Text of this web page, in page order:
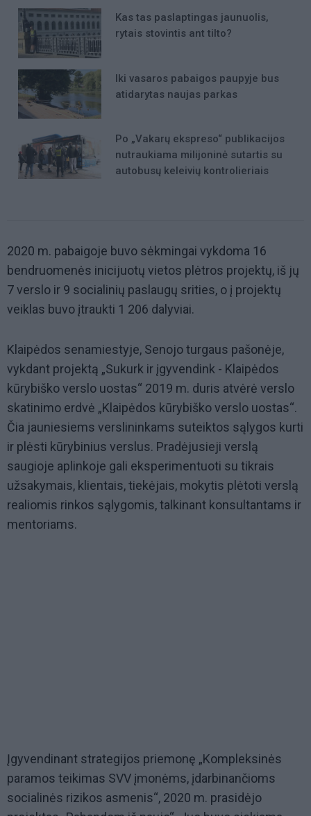
Kas tas paslaptingas jaunuolis,
rytais stovintis ant tilto?
Iki vasaros pabaigos paupyje bus
atidarytas naujas parkas
Po „Vakarų ekspreso“ publikacijos
nutraukiama milijoninė sutartis su
autobusų keleivių kontrolieriais
2020 m. pabaigoje buvo sėkmingai vykdoma 16
bendruomenės inicijuotų vietos plėtros projektų, iš jų
7 verslo ir 9 socialinių paslaugų srities, o į projektų
veiklas buvo įtraukti 1 206 dalyviai.
Klaipėdos senamiestyje, Senojo turgaus pašonėje,
vykdant projektą „Sukurk ir įgyvendink - Klaipėdos
kūrybiško verslo uostas“ 2019 m. duris atvėrė verslo
skatinimo erdvė „Klaipėdos kūrybiško verslo uostas“.
Čia jauniesiems verslininkams suteiktos sąlygos kurti
ir plėsti kūrybinius verslus. Pradėjusieji verslą
saugioje aplinkoje gali eksperimentuoti su tikrais
užsakymais, klientais, tiekėjais, mokytis plėtoti verslą
realiomis rinkos sąlygomis, talkinant konsultantams ir
mentoriams.
Įgyvendinant strategijos priemonę „Kompleksinės
paramos teikimas SVV įmonėms, įdarbinančioms
socialinės rizikos asmenis“, 2020 m. prasidėjo